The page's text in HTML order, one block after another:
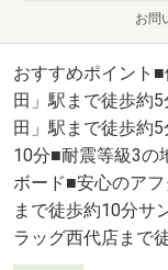
お問
おすすめポイント
田」駅まで徒歩約
田」駅まで徒歩約
10分■耐震等級3の
ボード■安心のア
まで徒歩約10分サ
ラッグ西代店まで